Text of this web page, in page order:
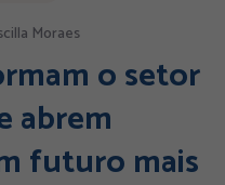
Moraes
o setor
abrem
futuro mais